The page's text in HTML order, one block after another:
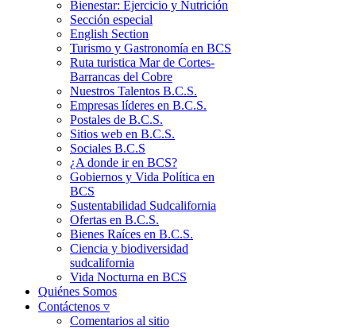
Bienestar: Ejercicio y Nutrición
Sección especial
English Section
Turismo y Gastronomía en BCS
Ruta turistica Mar de Cortes-
Barrancas del Cobre
Nuestros Talentos B.C.S.
Empresas líderes en B.C.S.
Postales de B.C.S.
Sitios web en B.C.S.
Sociales B.C.S
¿A donde ir en BCS?
Gobiernos y Vida Política en
BCS
Sustentabilidad Sudcalifornia
Ofertas en B.C.S.
Bienes Raíces en B.C.S.
Ciencia y biodiversidad
sudcalifornia
Vida Nocturna en BCS
Quiénes Somos
Contáctenos ▿
Comentarios al sitio